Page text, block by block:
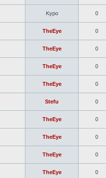
Kypo 0
TheEye 0
TheEye 0
TheEye 0
TheEye 0
Stefu 0
TheEye 0
TheEye 0
TheEye 0
TheEye 0